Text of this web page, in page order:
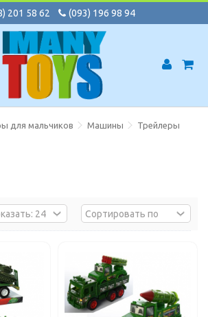
201 58 62 (093) 196 98 94
для мальчиков Машины Трейлеры